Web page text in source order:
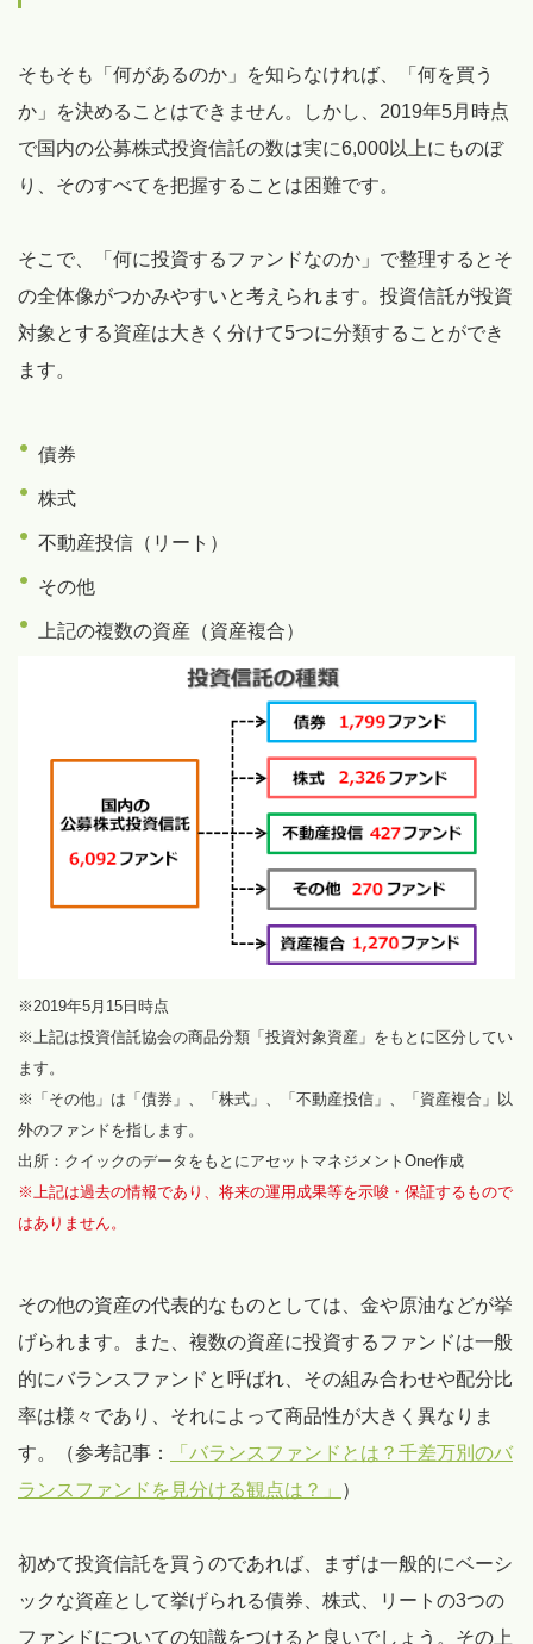
そもそも「何があるのか」を知らなければ、「何を買う
か」を決めることはできません。しかし、2019年5月時点
で国内の公募株式投資信託の数は実に6,000以上にものぼ
り、そのすべてを把握することは困難です。
そこで、「何に投資するファンドなのか」で整理するとそ
の全体像がつかみやすいと考えられます。投資信託が投資
対象とする資産は大きく分けて5つに分類することができ
ます。
債券
株式
不動産投信（リート）
その他
上記の複数の資産（資産複合）
※2019年5月15日時点
※上記は投資信託協会の商品分類「投資対象資産」をもとに区分してい
ます。
※「その他」は「債券」、「株式」、「不動産投信」、「資産複合」以
外のファンドを指します。
出所：クイックのデータをもとにアセットマネジメントOne作成
※上記は過去の情報であり、将来の運用成果等を示唆・保証するもので
はありません。
その他の資産の代表的なものとしては、金や原油などが挙
げられます。また、複数の資産に投資するファンドは一般
的にバランスファンドと呼ばれ、その組み合わせや配分比
率は様々であり、それによって商品性が大きく異なりま
す。（参考記事：
「バランスファンドとは？千差万別のバ
ランスファンドを見分ける観点は？」
）
初めて投資信託を買うのであれば、まずは一般的にベーシ
ックな資産として挙げられる債券、株式、リートの3つの
ファンドについての知識をつけると良いでしょう。その上